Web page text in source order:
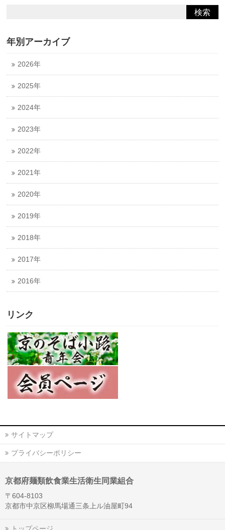
年別アーカイブ
2026年
2025年
2024年
2023年
2022年
2021年
2020年
2019年
2018年
2017年
2016年
リンク
サイトマップ
プライバシーポリシー
京都府麺類飲食業生活衛生同業組合
〒604-8103
京都市中京区柳馬場通三条上ル油屋町94